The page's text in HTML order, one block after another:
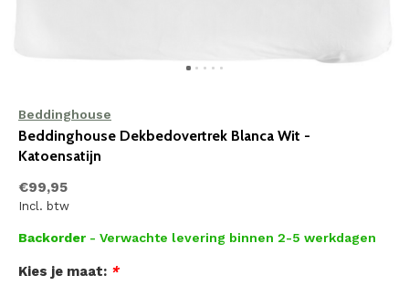
Beddinghouse
Beddinghouse Dekbedovertrek Blanca Wit -
Katoensatijn
€99,95
Incl. btw
Backorder - Verwachte levering binnen 2-5 werkdagen
Kies je maat: *